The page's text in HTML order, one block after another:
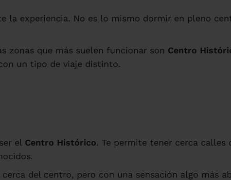
la experiencia. No es lo mismo dormir en pleno
zonas que más suelen funcionar son Centro
un tipo de viaje distinto.
el Centro Histórico. Te permite tener cerca calles
del centro, pero con una sensación algo más